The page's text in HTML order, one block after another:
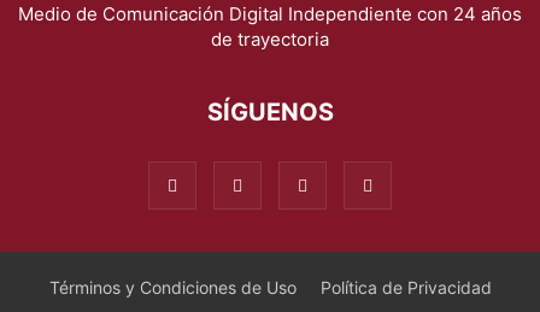
Medio de Comunicación Digital Independiente con 24 años
de trayectoria
SÍGUENOS
Términos y Condiciones de Uso Política de Privacidad